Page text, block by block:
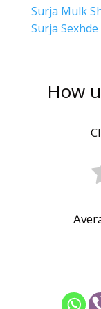
Surja Mulk
Surja
How